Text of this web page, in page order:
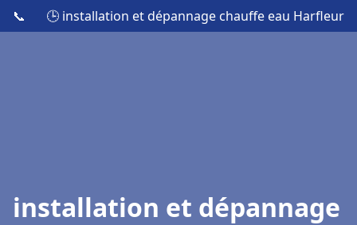
📞 🕒 installation et dépannage chauffe eau Harfleur
installation et dépannage